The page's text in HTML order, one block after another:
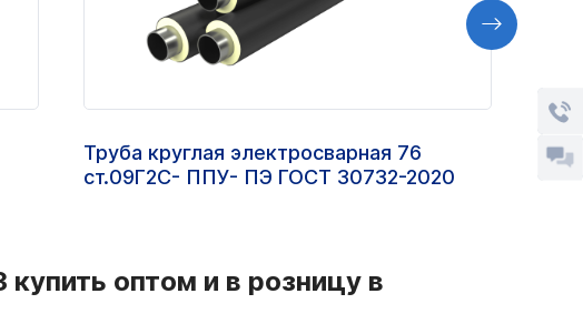
Труба круглая электросварная 76
ст.09Г2С- ППУ- ПЭ ГОСТ 30732-2020
оптом и в розницу в